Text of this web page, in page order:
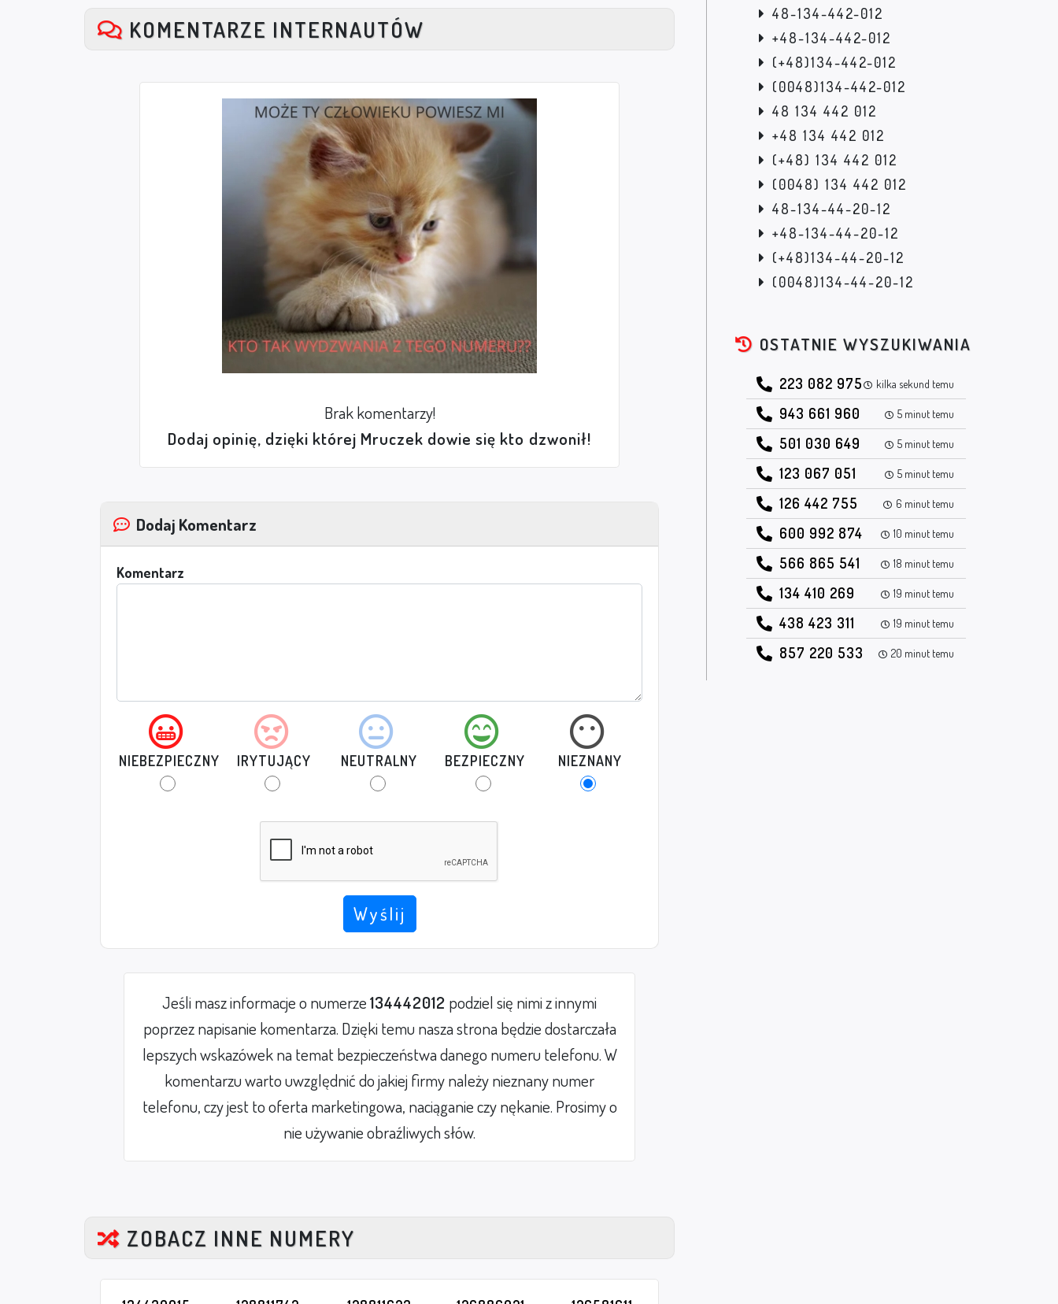
KOMENTARZE INTERNAUTÓW
Brak komentarzy!
Dodaj opinię, dzięki której Mruczek dowie się kto dzwonił!
Dodaj Komentarz
Komentarz
NIEBEZPIECZNY IRYTUJĄCY NEUTRALNY BEZPIECZNY NIEZNANY
Wyślij
Jeśli masz informacje o numerze134442012 podziel się nimi z innymi
poprzez napisanie komentarza. Dzięki temu nasza strona będzie dostarczała
lepszych wskazówek na temat bezpieczeństwa danego numeru telefonu. W
komentarzu warto uwzględnić do jakiej firmy należy nieznany numer
telefonu, czy jest to oferta marketingowa, naciąganie czy nękanie. Prosimy o
nie używanie obraźliwych słów.
ZOBACZ INNE NUMERY
48-134-442-012
+48-134-442-012
(+48)134-442-012
(0048)134-442-012
48 134 442 012
+48 134 442 012
(+48) 134 442 012
(0048) 134 442 012
48-134-44-20-12
+48-134-44-20-12
(+48)134-44-20-12
(0048)134-44-20-12
OSTATNIE WYSZUKIWANIA
223 082 975 kilka sekund temu
943 661 960 5 minut temu
501 030 649 5 minut temu
123 067 051 5 minut temu
126 442 755 6 minut temu
600 992 874 10 minut temu
566 865 541 18 minut temu
134 410 269 19 minut temu
438 423 311 19 minut temu
857 220 533 20 minut temu